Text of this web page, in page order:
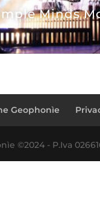
Minds
Geophonìe
©2024 - P.Iva